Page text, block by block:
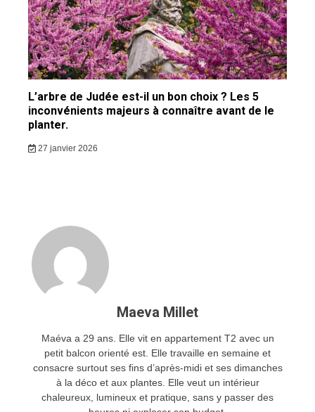
L’arbre de Judée est-il un bon choix ? Les 5
inconvénients majeurs à connaître avant de le
planter.
27 janvier 2026
Maeva Millet
Maéva a 29 ans. Elle vit en appartement T2 avec un
petit balcon orienté est. Elle travaille en semaine et
consacre surtout ses fins d’après-midi et ses dimanches
à la déco et aux plantes. Elle veut un intérieur
chaleureux, lumineux et pratique, sans y passer des